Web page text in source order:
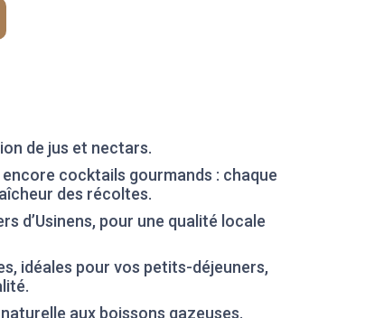
de jus et nectars.
cocktails gourmands : chaque
des récoltes.
d’Usinens, pour une qualité locale
idéales pour vos petits-déjeuners,
aux boissons gazeuses.